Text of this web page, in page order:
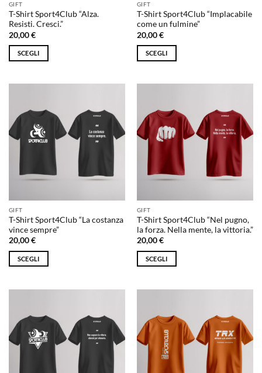
GIFT
T-Shirt Sport4Club “Alza.
Resisti. Cresci.”
20,00€
SCEGLI
varianti.
Le
opzioni
possono
essere
scelte
pagina
del
prodotto
GIFT
T-Shirt Sport4Club “Implacabile
come un fulmine”
20,00€
SCEGLI
varianti.
Le
opzioni
possono
essere
scelte
pagina
del
prodotto
GIFT
T-Shirt Sport4Club “La costanza
vince sempre”
20,00€
SCEGLI
varianti.
Le
opzioni
essere
GIFT
T-Shirt Sport4Club “Nel pugno,
la forza. Nella mente, la vittoria.”
20,00€
SCEGLI
varianti.
Le
opzioni
possono
essere